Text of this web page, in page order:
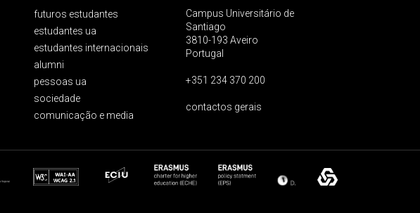
futuros estudantes
estudantes ua
estudantes internacionais
alumni
pessoas ua
sociedade
comunicação e media
Campus Universitário de
Santiago
3810-193 Aveiro
Portugal
+351 234 370 200
contactos gerais